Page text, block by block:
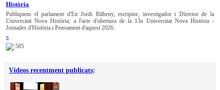
Història
Publiquem el parlament d'En Jordi Bilbeny, escriptor, investigador i Director de la
Universitat Nova Història; a l'acte d'obertura de la 13a Universitat Nova Història -
Jornades d'Història i Pensament d'aquest 2026.
»
585
Vídeos recentment publicats: